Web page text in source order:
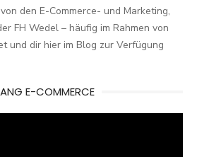
den E-Commerce- und Marketing,
FH Wedel – häufig im Rahmen von
und dir hier im Blog zur Verfügung
E-COMMERCE